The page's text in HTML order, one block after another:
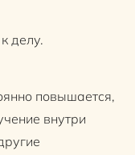
делу.
повышается,
внутри